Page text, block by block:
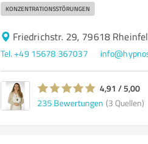
KONZENTRATIONSSTÖRUNGEN
Friedrichstr. 29, 79618
Tel. +49 15678 367037
4,91 / 5,00
235 Bewertungen (3 Quellen)